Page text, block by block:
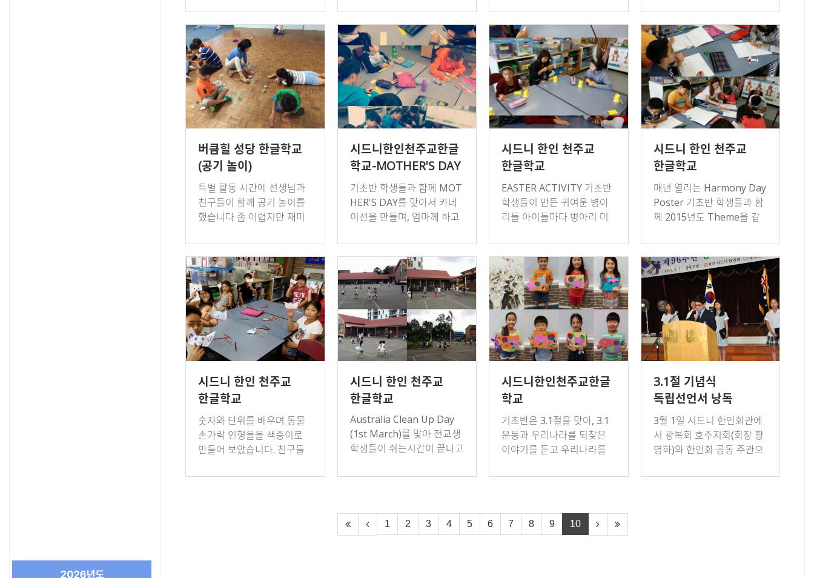
었습니다.
라는 선생님의 사랑을 담아
봅니다.
버큼힐 성당 한글학교
(공기 놀이)
특별 활동 시간에 선생님과
친구들이 함께 공기 놀이를
했습니다 좀 어렵지만 재미
시드니한인천주교한글
학교-MOTHER'S DAY
ACTIVITY
기초반 학생들과 함께 MOT
HER'S DAY를 맞아서 카네
이션을 만들며, 엄마께 하고
네이션을 너무 이쁘게 만들
어서 카드들이 너무 이쁘게
완성이 되었다…
시드니 한인 천주교
한글학교
EASTER ACTIVITY 기초반
학생들이 만든 귀여운 병아
리들 아이들마다 병아리 머
시드니 한인 천주교
한글학교
매년 열리는 Harmony Day
Poster 기초반 학생들과 함
께 2015년도 Theme을 같
m 해보며 멋진 작품을 완성
시켰습니다.
시드니 한인 천주교
한글학교
숫자와 단위를 배우며 동물
손가락 인형을을 색종이로
만들어 보았습니다. 친구들
제일 많은 동물은 무엇인지
시드니 한인 천주교
한글학교
Australia Clean Up Day
(1st March)를 맞아 전교생
학생들이 쉬는시간이 끝나고
다니며 쓰레기를 주었습니
시드니한인천주교한글
학교
기초반은 3.1절을 맞아, 3.1
운동과 우리나라를 되찾은
이야기를 듣고 우리나라를
우리나라 대한민국에 대해
3.1절 기념식
독립선언서 낭독
3월 1일 시드니 한인회관에
서 광복회 호주지회(회장 황
명하)와 한인회 공동 주관으
념식에서 장원익 학생(호주
1 2 3 4 5 6 7 8 9 10